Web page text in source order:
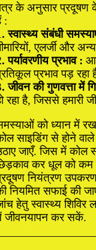
के अनुसार प्रदूषण के
:
स्वास्थ्य संबंधी
एलर्जी और
पर्यावरणीय प्रभाव :
प्रभाव पड़ रहा
जीवन की गुणवत्ता में
रहा है, जिससे हमारी
को ध्यान में
साइडिंग से होने
जाएँ. जिस में कोल
कर धूल को कम
नियंत्रण उपकरण
नियमित सफाई की
हेतु स्वास्थ्य शिविर
जीवनयापन कर सकें.